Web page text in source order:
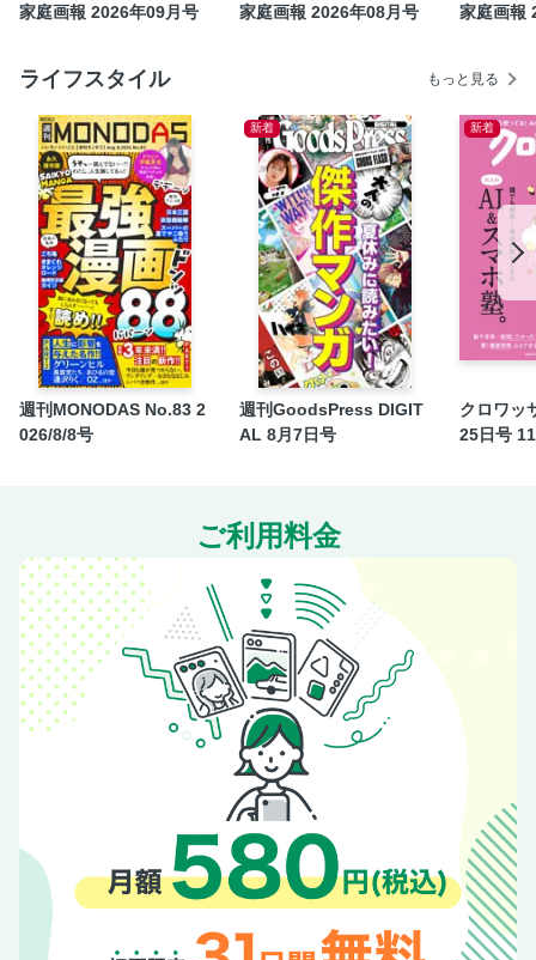
『家庭画報』から生まれたカルチャーサロン
自社広告
HOT INFORMATION
家庭画報ドットコム通信
きものSalon通信
『家庭画報』年間購読のご案内
12月号のお知らせ
鏡リュウジの健やか星占い
今月ご紹介した商品のお問い合わせ先
【別冊付録】心躍る、新しい「銀座」へ
家庭画報 2026年09月号 家庭画報 2026年08月号 家庭画報
ライフスタイル もっと見る
週刊MONODAS No.83 2
026/8/8号
新着
週刊GoodsPress DIGIT
AL 8月7日号
新着
クロワッ
25日号
ご利用料金